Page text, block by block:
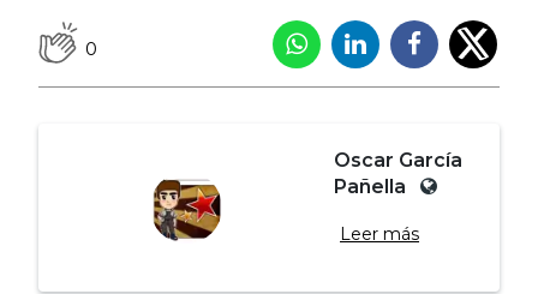
0
Oscar García
Pañella
Leer más